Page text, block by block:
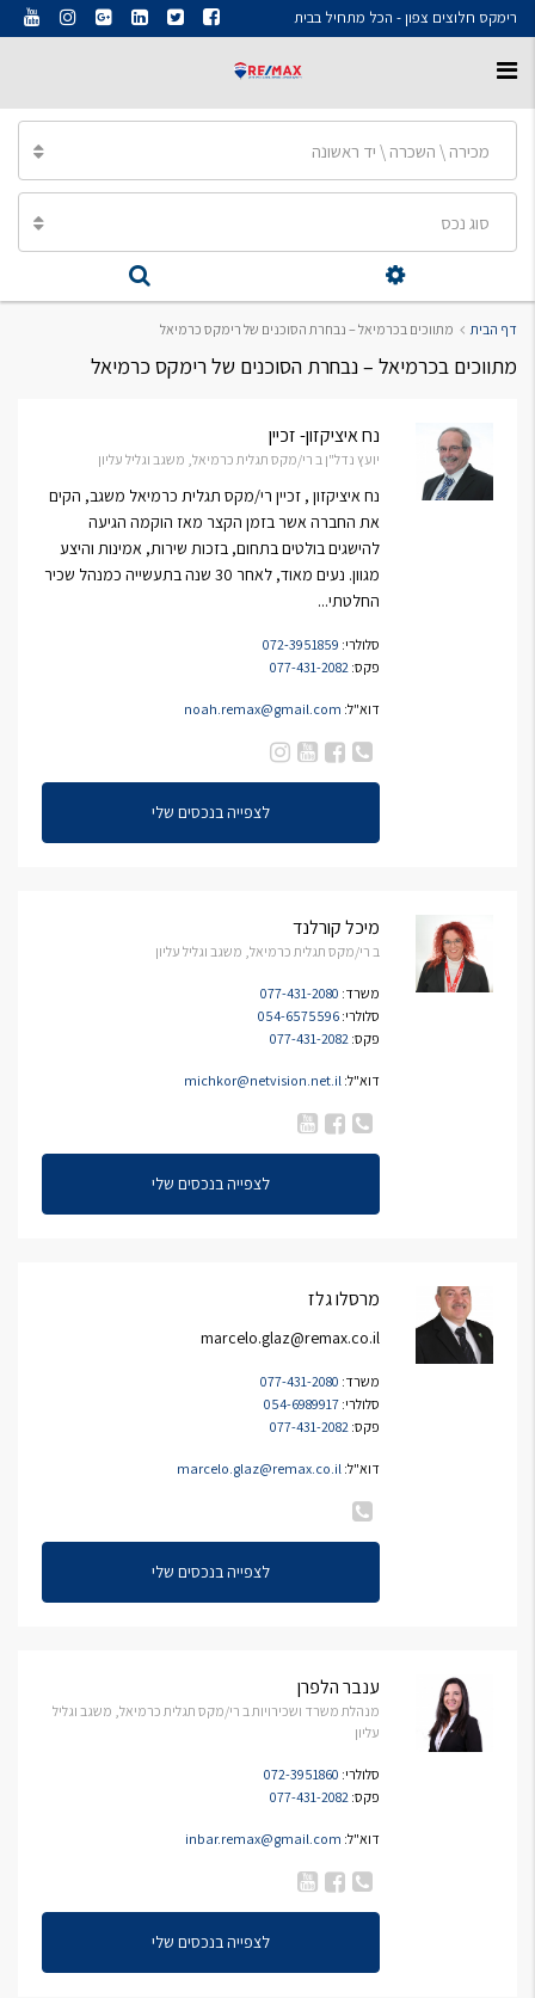
רימקס חלוצים צפון - הכל מתחיל בבית
מכירה \ השכרה \ יד ראשונה
סוג נכס
דף הבית מתווכים בכרמיאל – נבחרת הסוכנים של רימקס כרמיאל
מתווכים בכרמיאל – נבחרת הסוכנים של רימקס כרמיאל
נח איציקזון- זכיין
יועץ נדל"ן ב רי/מקס תגלית כרמיאל, משגב וגליל עליון
נח איציקזון , זכיין רי/מקס תגלית כרמיאל משגב, הקים
את החברה אשר בזמן הקצר מאז הוקמה הגיעה
להישגים בולטים בתחום, בזכות שירות, אמינות והיצע
מגוון. נעים מאוד, לאחר 30 שנה בתעשייה כמנהל שכיר
החלטתי...
סלולרי: 072-3951859
פקס: 077-431-2082
דוא"ל: noah.remax@gmail.com
לצפייה בנכסים שלי
מיכל קורלנד
ב רי/מקס תגלית כרמיאל, משגב וגליל עליון
משרד: 077-431-2080
סלולרי: 054-6575596
פקס: 077-431-2082
דוא"ל: michkor@netvision.net.il
לצפייה בנכסים שלי
מרסלו גלז
marcelo.glaz@remax.co.il
משרד: 077-431-2080
סלולרי: 054-6989917
פקס: 077-431-2082
דוא"ל: marcelo.glaz@remax.co.il
לצפייה בנכסים שלי
ענבר הלפרן
מנהלת משרד ושכירויות ב רי/מקס תגלית כרמיאל, משגב וגליל
עליון
סלולרי: 072-3951860
פקס: 077-431-2082
דוא"ל: inbar.remax@gmail.com
לצפייה בנכסים שלי